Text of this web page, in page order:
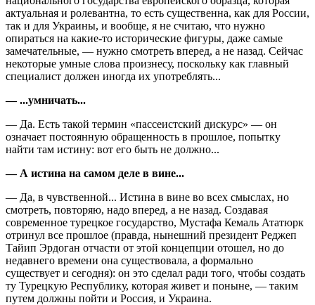
актуальная и ролевантна, то есть существенна, как для России,
так и для Украины, и вообще, я не считаю, что нужно
опираться на какие-то исторические фигуры, даже самые
замечательные, — нужно смотреть вперед, а не назад. Сейчас
некоторые умные слова произнесу, поскольку как главный
специалист должен иногда их употреблять...
— ...умничать...
— Да. Есть такой термин «пассеистский дискурс» — он
означает постоянную обращенность в прошлое, попытку
найти там истину: вот его быть не должно...
— А истина на самом деле в вине...
— Да, в чувственной... Истина в вине во всех смыслах, но
смотреть, повторяю, надо вперед, а не назад. Создавая
современное турецкое государство, Мустафа Кемаль Ататюрк
отринул все прошлое (правда, нынешний президент Реджеп
Тайип Эрдоган отчасти от этой концепции отошел, но до
недавнего времени она существовала, а формально
существует и сегодня): он это сделал ради того, чтобы создать
ту Турецкую Республику, которая живет и поныне, — таким
путем должны пойти и Россия, и Украина.